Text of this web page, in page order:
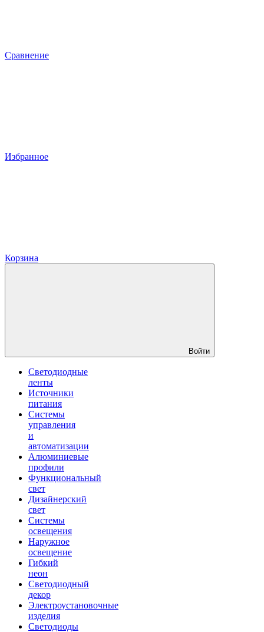
Сравнение
Избранное
Корзина
Войти
Светодиодные
ленты
Источники
питания
Системы
управления
и
автоматизации
Алюминиевые
профили
Функциональный
свет
Дизайнерский
свет
Системы
освещения
Наружное
освещение
Гибкий
неон
Светодиодный
декор
Электроустановочные
изделия
Светодиоды